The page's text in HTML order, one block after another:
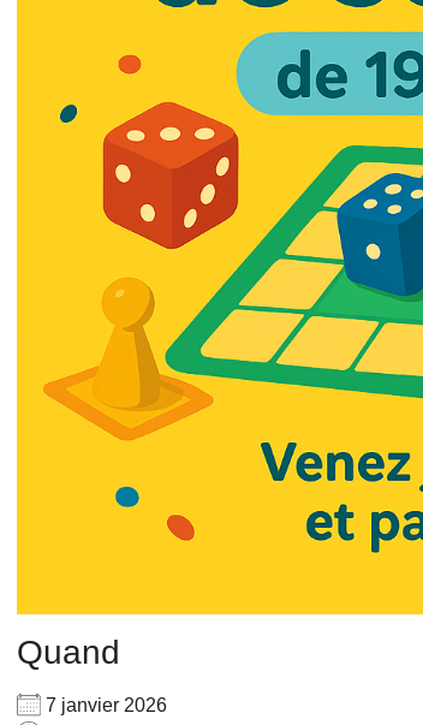
Quand
7 janvier 2026